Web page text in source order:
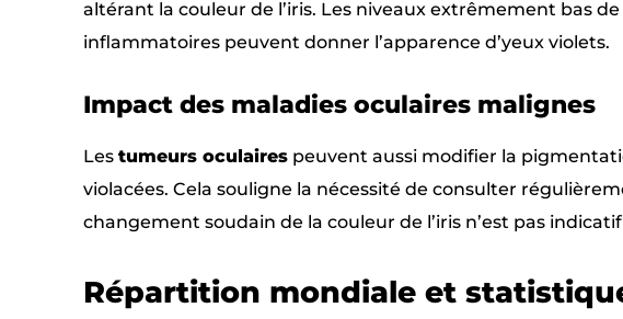
altérant la couleur de l’iris. Les niveaux extrêmement bas
inflammatoires peuvent donner l’apparence d’yeux violets.
Impact des maladies oculaires malignes
Les tumeurs oculaires peuvent aussi modifier la
violacées. Cela souligne la nécessité de consulter
changement soudain de la couleur de l’iris n’est pas
Répartition mondiale et